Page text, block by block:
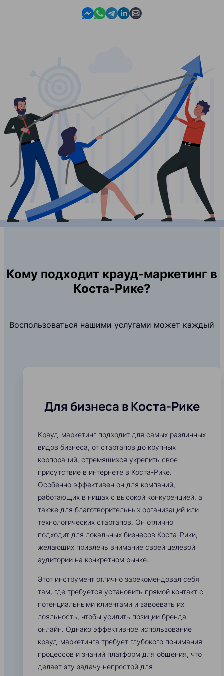
Contact us in Messenger
Contact us in WhatsApp
Contact us in Telegram
Contact us in Linkedin
Contact us by email
Кому подходит крауд-маркетинг в
Коста-Рике?
Воспользоваться нашими услугами может каждый
Для бизнеса в Коста-Рике
Крауд-маркетинг подходит для самых различных
видов бизнеса, от стартапов до крупных
корпораций, стремящихся укрепить свое
присутствие в интернете в Коста-Рике.
Особенно эффективен он для компаний,
работающих в нишах с высокой конкуренцией, а
также для благотворительных организаций или
технологических стартапов. Он отлично
подходит для локальных бизнесов Коста-Рики,
желающих привлечь внимание своей целевой
аудитории на конкретном рынке.
Этот инструмент отлично зарекомендовал себя
там, где требуется установить прямой контакт с
потенциальными клиентами и завоевать их
лояльность, чтобы усилить позиции бренда
онлайн. Однако эффективное использование
крауд-маркетинга требует глубокого понимания
процессов и знаний платформ для общения, что
делает эту задачу непростой для